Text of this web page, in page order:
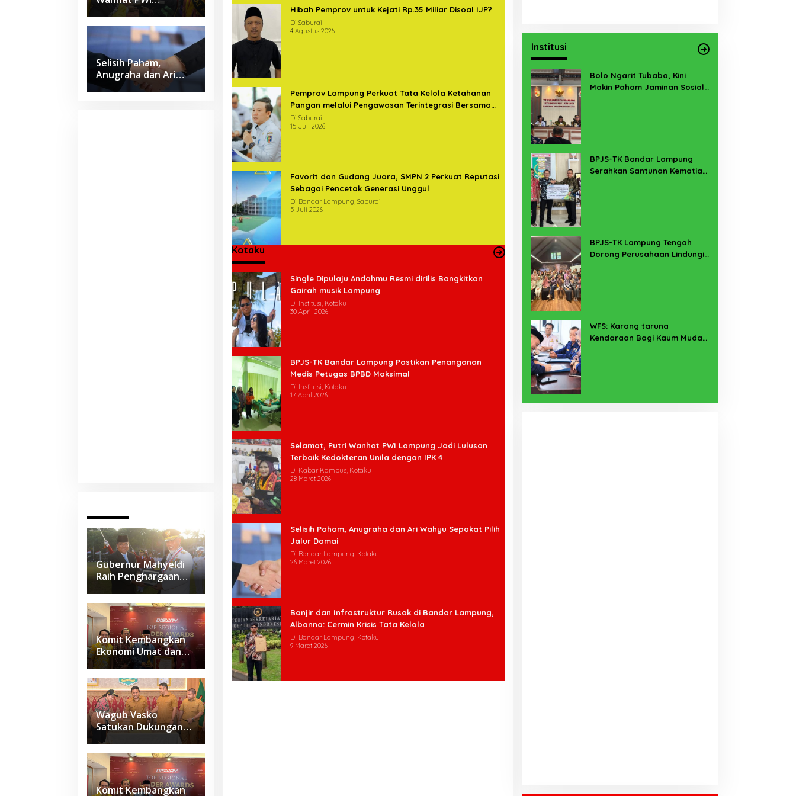
Lampung Jadi Lulusan
Terbaik Kedokteran
Unila dengan IPK 4
Selisih Paham,
Anugraha dan Ari
Wahyu Sepakat Pilih
Gubernur Mahyeldi
Raih Penghargaan
Kartika Pamong Praja
Madya dari IPDN
Komit Kembangkan
Ekonomi Umat dan
Budaya Halal di
Sumbar, Gubernur
Mahyeldi Raih
Penghargaan
Nasional
Wagub Vasko
Satukan Dukungan
Daerah, Sumbar
Siapkan Usulan
Kawasan
Sawahlunto–
Sijunjung–
Komit Kembangkan
Hibah Pemprov untuk Kejati Rp.35 Miliar Disoal IJP?
Di Saburai
4 Agustus 2026
Pemprov Lampung Perkuat Tata Kelola Ketahanan
Pangan melalui Pengawasan Terintegrasi Bersama
BPKP
Di Saburai
15 Juli 2026
Favorit dan Gudang Juara, SMPN 2 Perkuat Reputasi
Sebagai Pencetak Generasi Unggul
Di Bandar Lampung, Saburai
5 Juli 2026
Kotaku
Single Dipulaju Andahmu Resmi dirilis Bangkitkan
Gairah musik Lampung
Di Institusi, Kotaku
30 April 2026
BPJS-TK Bandar Lampung Pastikan Penanganan
Medis Petugas BPBD Maksimal
Di Institusi, Kotaku
17 April 2026
Selamat, Putri Wanhat PWI Lampung Jadi Lulusan
Terbaik Kedokteran Unila dengan IPK 4
Di Kabar Kampus, Kotaku
28 Maret 2026
Selisih Paham, Anugraha dan Ari Wahyu Sepakat Pilih
Jalur Damai
Di Bandar Lampung, Kotaku
26 Maret 2026
Banjir dan Infrastruktur Rusak di Bandar Lampung,
Albanna: Cermin Krisis Tata Kelola
Di Bandar Lampung, Kotaku
9 Maret 2026
Institusi
Bolo Ngarit Tubaba, Kini
Makin Paham Jaminan Sosial
BPJS-TK Bandar Lampung
Serahkan Santunan Kematian
BPJS-TK Lampung Tengah
Dorong Perusahaan Lindungi
WFS: Karang taruna
Kendaraan Bagi Kaum Muda